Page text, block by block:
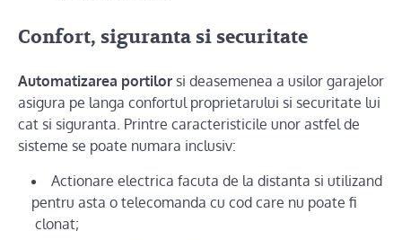
Confort, siguranta si securitate
Automatizarea portilor si deasemenea a usilor garajelor
asigura pe langa confortul proprietarului si securitate lui
cat si siguranta. Printre caracteristicile unor astfel de
sisteme se poate numara inclusiv:
Actionare electrica facuta de la distanta si utilizand
pentru asta o telecomanda cu cod care nu poate fi
clonat;